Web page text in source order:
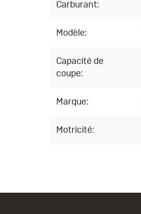
Carburant:
Modèle:
Capacité de
coupe:
Marque:
Motricité: